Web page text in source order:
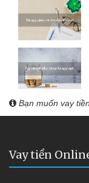
Bạn muốn vay
Vay tiền